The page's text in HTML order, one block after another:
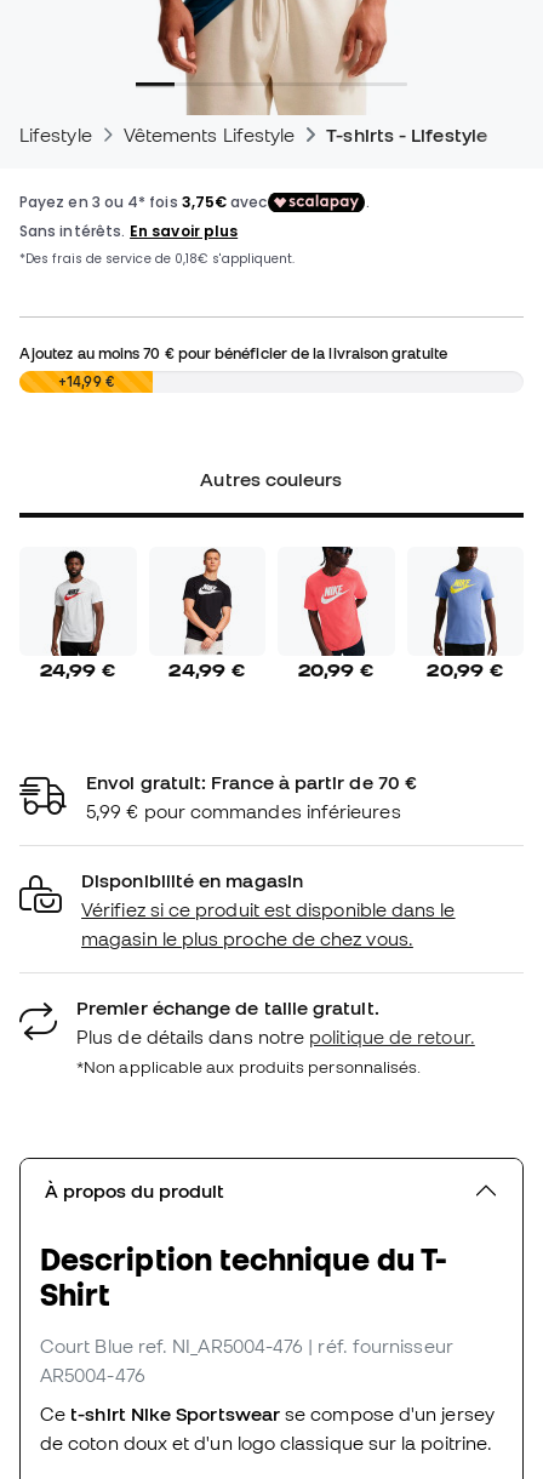
Lifestyle Vêtements Lifestyle T-shirts - Lifestyle
Ajoutez au moins70 €pour bénéficier de la livraison gratuite
0,00 €+14,99 €
Autres couleurs
24,99 € 24,99 € 20,99 € 20,99 €
Envoi gratuit: France à partir de 70 €
5,99 € pour commandes inférieures
Disponibilité en magasin
Vérifiez si ce produit est disponible dans le
magasin le plus proche de chez vous.
Premier échange de taille gratuit.
Plus de détails dans notre politique de retour.
*Non applicable aux produits personnalisés.
À propos du produit
Description technique du T-
Shirt
Court Blue ref. NI_AR5004-476 | réf. fournisseur
AR5004-476
Ce t-shirt Nike Sportswear se compose d'un jersey
de coton doux et d'un logo classique sur la poitrine.